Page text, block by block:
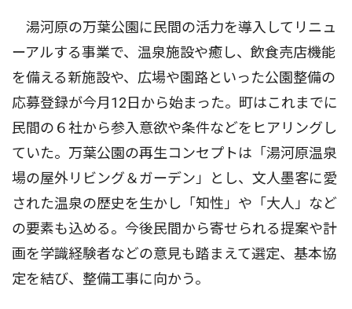
湯河原の万葉公園に民間の活力を導入してリニュ
ーアルする事業で、温泉施設や癒し、飲食売店機能
を備える新施設や、広場や園路といった公園整備の
応募登録が今月12日から始まった。町はこれまでに
民間の６社から参入意欲や条件などをヒアリングし
ていた。万葉公園の再生コンセプトは「湯河原温泉
場の屋外リビング＆ガーデン」とし、文人墨客に愛
された温泉の歴史を生かし「知性」や「大人」など
の要素も込める。今後民間から寄せられる提案や計
画を学識経験者などの意見も踏まえて選定、基本協
定を結び、整備工事に向かう。